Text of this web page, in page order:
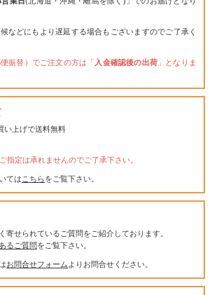
などにもより遅延する場合もございますのでご了承く
振替）でご注文の方は「 入金確認後の出荷 」となりま
い上げで送料無料
指定は承れませんのでご了承下さい。
ては こちらをご覧下さい。
寄せられているご質問をご紹介しております。
るご質問をご覧下さい。
お問合せフォーム よりお問合せください。